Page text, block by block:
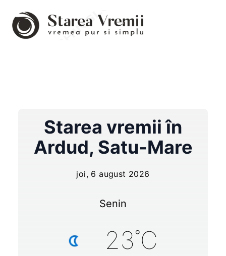
Starea vremii în
Ardud, Satu-Mare
joi, 6 august 2026
Senin
23˚C